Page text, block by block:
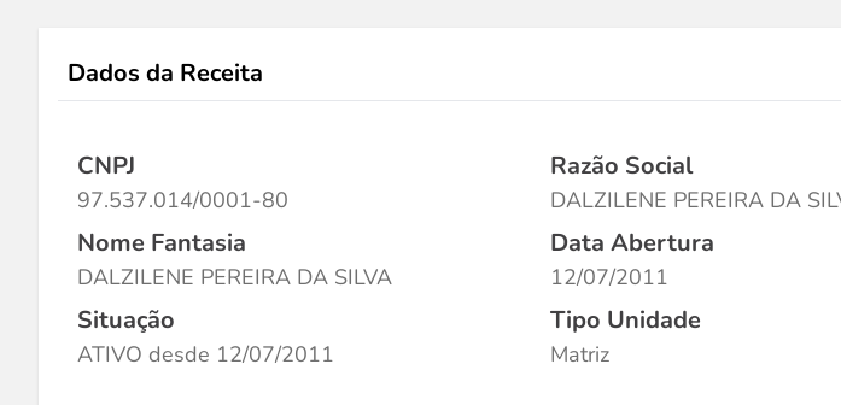
Dados da Receita
CNPJ
97.537.014/0001-80
Razão Social
DALZILENE PEREIRA DA
Nome Fantasia
DALZILENE PEREIRA DA SILVA
Data Abertura
12/07/2011
Situação
ATIVO desde 12/07/2011
Tipo Unidade
Matriz